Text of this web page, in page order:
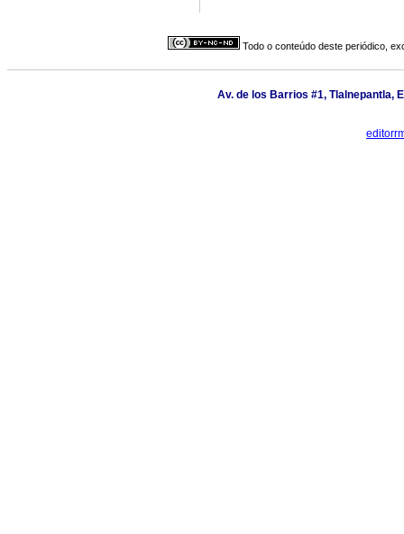
Todo o conteúdo deste periódico,
Av. de los Barrios #1, Tlalnepantla,